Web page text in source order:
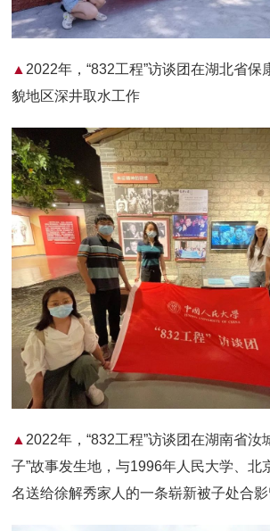
▲ 2022年，“832工程”访谈团在湖北省保
貌地区深井取水工作
▲ 2022年，“832工程”访谈团在湖南省汝
子”故事发生地，与1996年人民大学、北
名送给徐解秀家人的一条崭新被子处合